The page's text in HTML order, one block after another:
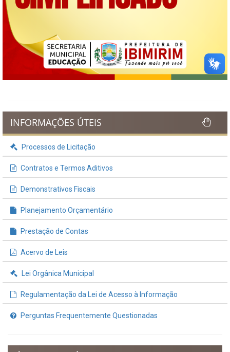
INFORMAÇÕES ÚTEIS
Processos de Licitação
Contratos e Termos Aditivos
Demonstrativos Fiscais
Planejamento Orçamentário
Prestação de Contas
Acervo de Leis
Lei Orgânica Municipal
Regulamentação da Lei de Acesso à Informação
Perguntas Frequentemente Questionadas